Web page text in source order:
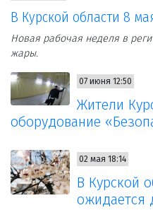
В Курской области 8
Новая рабочая неделя в
жары.
07 июня 12:50
Жители
оборудование
02 мая 18:14
В Курской
ожидается